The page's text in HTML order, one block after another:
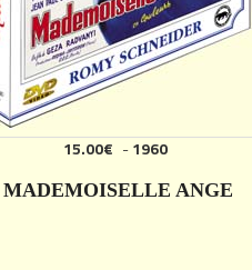
15.00€ -1960
MADEMOISELLE ANGE